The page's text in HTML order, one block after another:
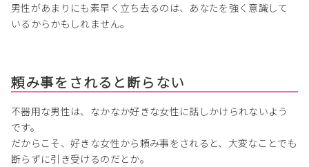
男性があまりにも素早く立ち去るのは、あなたを強く意識して
いるからかもしれません。
頼み事をされると断らない
不器用な男性は、なかなか好きな女性に話しかけられないよう
です。
だからこそ、好きな女性から頼み事をされると、大変なことでも
断らずに引き受けるのだとか。